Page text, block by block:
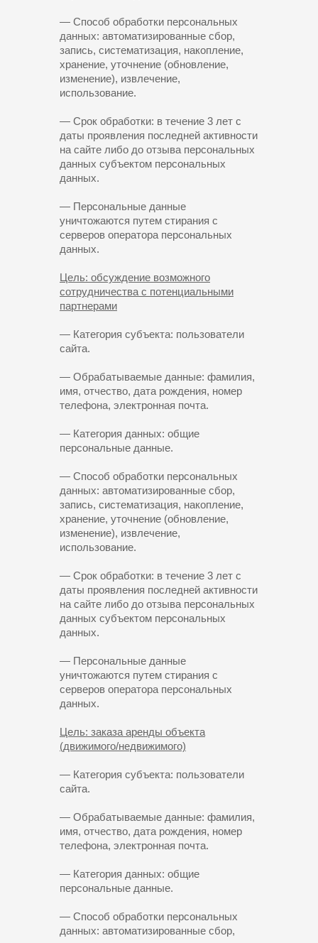
— Способ обработки персональных
данных: автоматизированные сбор,
запись, систематизация, накопление,
хранение, уточнение (обновление,
изменение), извлечение,
использование.
— Срок обработки: в течение 3 лет с
даты проявления последней активности
на сайте либо до отзыва персональных
данных субъектом персональных
данных.
— Персональные данные
уничтожаются путем стирания с
серверов оператора персональных
данных.
Цель: обсуждение возможного
сотрудничества с потенциальными
партнерами
— Категория субъекта: пользователи
сайта.
— Обрабатываемые данные: фамилия,
имя, отчество, дата рождения, номер
телефона, электронная почта.
— Категория данных: общие
персональные данные.
— Способ обработки персональных
данных: автоматизированные сбор,
запись, систематизация, накопление,
хранение, уточнение (обновление,
изменение), извлечение,
использование.
— Срок обработки: в течение 3 лет с
даты проявления последней активности
на сайте либо до отзыва персональных
данных субъектом персональных
данных.
— Персональные данные
уничтожаются путем стирания с
серверов оператора персональных
данных.
Цель: заказа аренды объекта
(движимого/недвижимого)
— Категория субъекта: пользователи
сайта.
— Обрабатываемые данные: фамилия,
имя, отчество, дата рождения, номер
телефона, электронная почта.
— Категория данных: общие
персональные данные.
— Способ обработки персональных
данных: автоматизированные сбор,